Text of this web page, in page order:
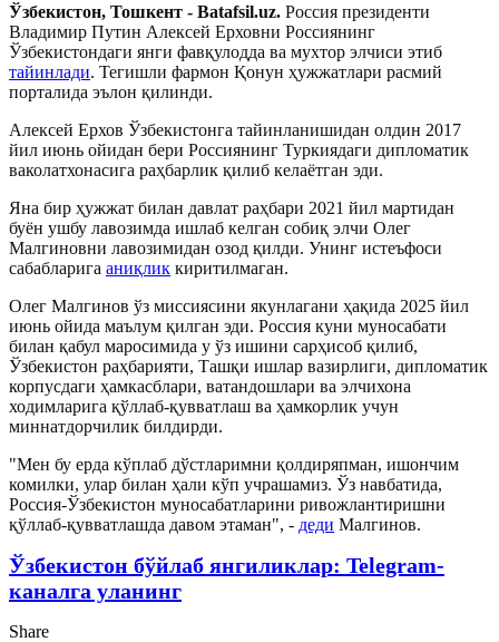
Ўзбекистон, Тошкент - Batafsil.uz. Россия президенти
Владимир Путин Алексей Ерховни Россиянинг
Ўзбекистондаги янги фавқулодда ва мухтор элчиси этиб
тайинлади. Тегишли фармон Қонун ҳужжатлари расмий
порталида эълон қилинди.
Алексей Ерхов Ўзбекистонга тайинланишидан олдин 2017
йил июнь ойидан бери Россиянинг Туркиядаги дипломатик
ваколатхонасига раҳбарлик қилиб келаётган эди.
Яна бир ҳужжат билан давлат раҳбари 2021 йил мартидан
буён ушбу лавозимда ишлаб келган собиқ элчи Олег
Малгиновни лавозимидан озод қилди. Унинг истеъфоси
сабабларига аниқлик киритилмаган.
Олег Малгинов ўз миссиясини якунлагани ҳақида 2025 йил
июнь ойида маълум қилган эди. Россия куни муносабати
билан қабул маросимида у ўз ишини сарҳисоб қилиб,
Ўзбекистон раҳбарияти, Ташқи ишлар вазирлиги, дипломатик
корпусдаги ҳамкасблари, ватандошлари ва элчихона
ходимларига қўллаб-қувватлаш ва ҳамкорлик учун
миннатдорчилик билдирди.
"Мен бу ерда кўплаб дўстларимни қолдиряпман, ишончим
комилки, улар билан ҳали кўп учрашамиз. Ўз навбатида,
Россия-Ўзбекистон муносабатларини ривожлантиришни
қўллаб-қувватлашда давом этаман", - деди Малгинов.
Ўзбекистон бўйлаб янгиликлар: Telegram-
каналга уланинг
Share